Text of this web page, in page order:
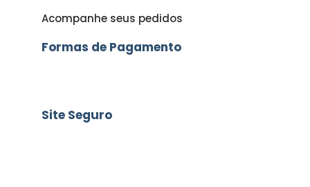
Acompanhe seus pedidos
Formas de Pagamento
Site Seguro